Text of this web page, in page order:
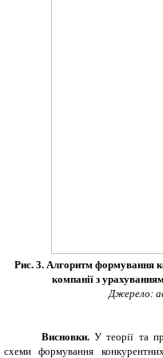
Рис. 3. Алгоритм формування
компанії з
Джерело:
Висновки. У теорії та
схеми формування